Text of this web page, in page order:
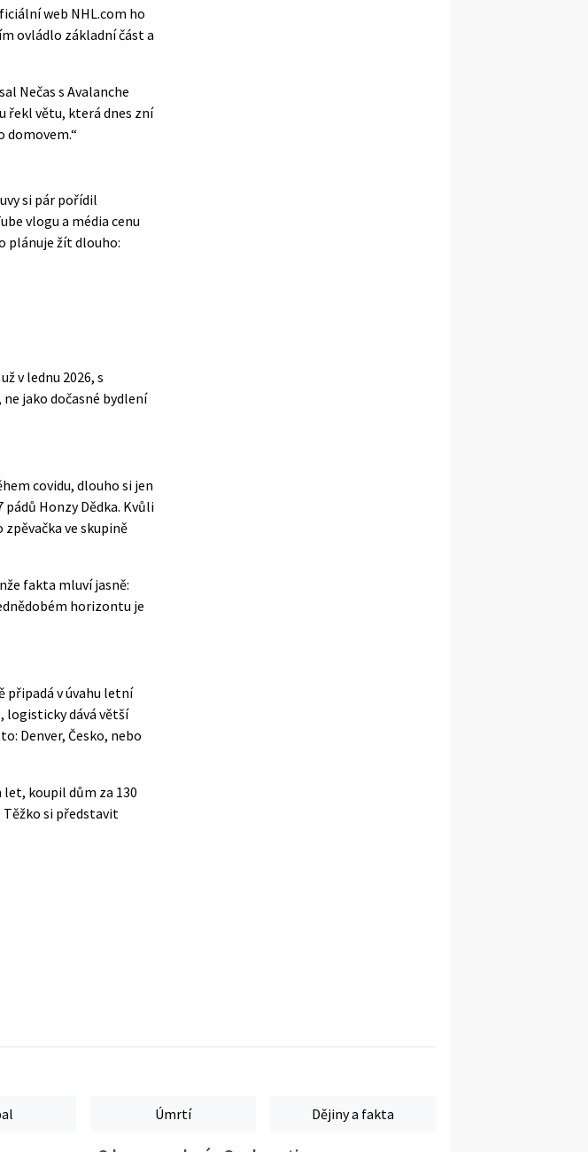
web NHL.com ho
ovládlo základní část a
Nečas s Avalanche
řekl větu, která dnes zní
domovem.“
si pár pořídil
vlogu a média cenu
plánuje žít dlouho:
v lednu 2026, s
jako dočasné bydlení
covidu, dlouho si jen
Honzy Dědka. Kvůli
ve skupině
fakta mluví jasně:
horizontu je
připadá v úvahu letní
logisticky dává větší
Denver, Česko, nebo
let, koupil dům za 130
si představit
Úmrtí Dějiny a fakta